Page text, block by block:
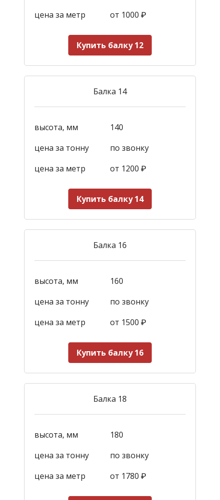
цена за метр
от 1000 ₽
Купить балку 12
Балка 14
высота, мм
140
цена за тонну
по звонку
цена за метр
от 1200 ₽
Купить балку 14
Балка 16
высота, мм
160
цена за тонну
по звонку
цена за метр
от 1500 ₽
Купить балку 16
Балка 18
высота, мм
180
цена за тонну
по звонку
цена за метр
от 1780 ₽